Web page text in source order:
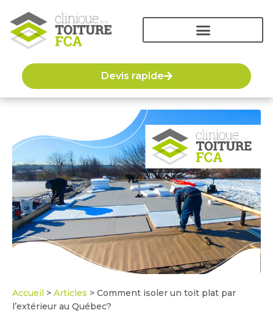
Devis rapide
Accueil > Articles > Comment isoler un toit plat par
l’extérieur au Québec?